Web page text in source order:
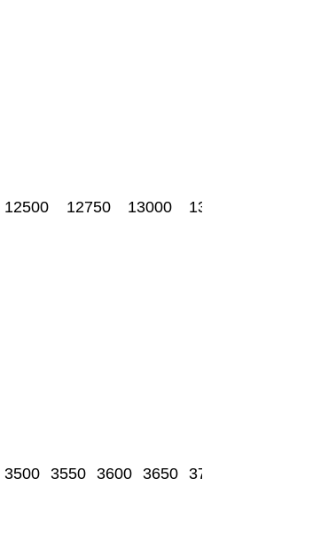
12500 12750 13000 13250
3500 3550 3600 3650 3700